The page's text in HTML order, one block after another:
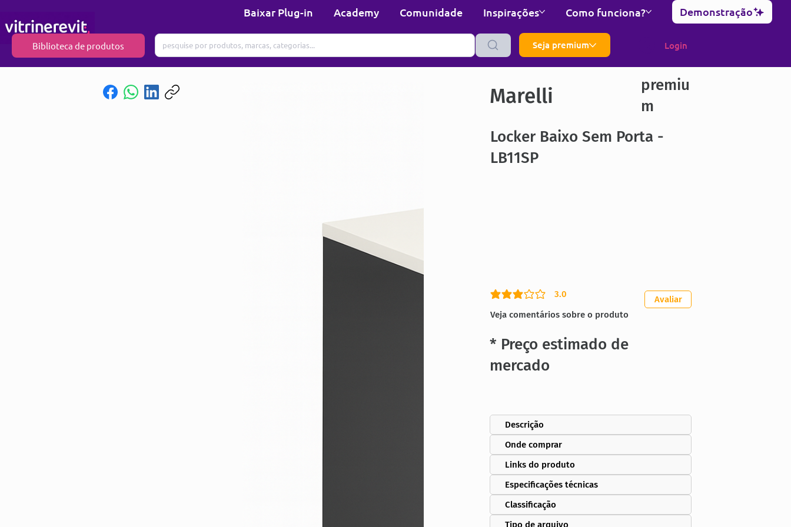
Baixar Plug-in Academy Comunidade Inspirações Como funciona? Demonstração
Biblioteca de produtos Seja premium Login
Marelli
premiu
m
Locker Baixo Sem Porta -
LB11SP
3.0
classificação média é 3 de 5
Veja comentários sobre o produto
Avaliar
* Preço estimado de
mercado
Descrição
Onde comprar
Links do produto
Especificações técnicas
Classificação
Tipo de arquivo